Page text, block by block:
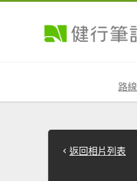
路線
返回相片列表